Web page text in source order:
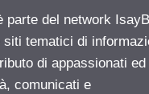
parte del network
tematici di
di appassionati ed
comunicati e